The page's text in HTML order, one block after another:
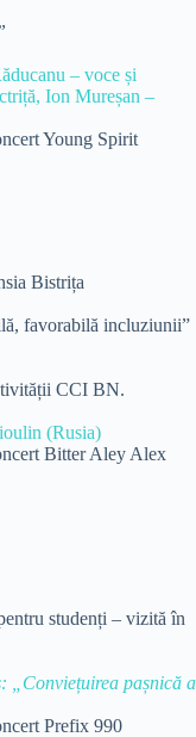
– voce și
Ion Mureșan –
Young Spirit
Bistrița
favorabilă incluziunii”
CCI BN.
(Rusia)
Bitter Aley Alex
studenți – vizită în
„Conviețuirea pașnică a
Prefix 990